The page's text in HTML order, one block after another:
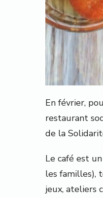
En février,
restaurant
de la
Le café est
les familles),
jeux, ateliers